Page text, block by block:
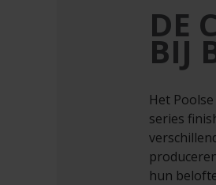
DE
BIJ
Het
series
hun